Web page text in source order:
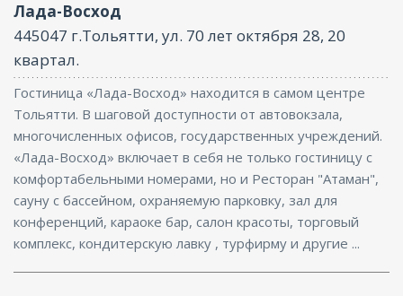
Лада-Восход
445047 г.Тольятти, ул. 70 лет октября 28, 20
квартал.
Гостиница «Лада-Восход» находится в самом центре
Тольятти. В шаговой доступности от автовокзала,
многочисленных офисов, государственных учреждений.
«Лада-Восход» включает в себя не только гостиницу с
комфортабельными номерами, но и Ресторан "Атаман",
сауну с бассейном, охраняемую парковку, зал для
конференций, караоке бар, салон красоты, торговый
комплекс, кондитерскую лавку , турфирму и другие ...